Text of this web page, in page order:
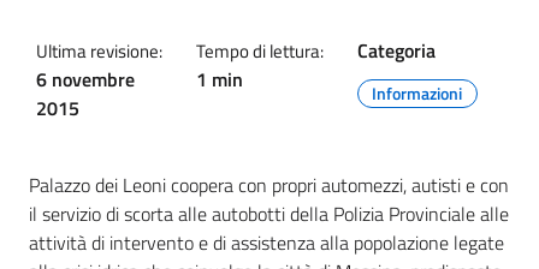
Ultima revisione:
6 novembre
2015
Tempo di lettura:
1 min
Categoria
Informazioni
Palazzo dei Leoni coopera con propri automezzi, autisti e con
il servizio di scorta alle autobotti della Polizia Provinciale alle
attività di intervento e di assistenza alla popolazione legate